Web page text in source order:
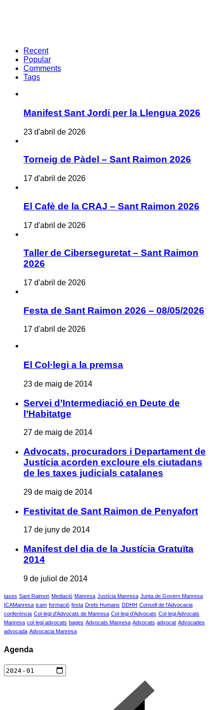
Recent
Popular
Comments
Tags
Manifest Sant Jordi per la Llengua 2026
23 d'abril de 2026
Torneig de Pàdel – Sant Raimon 2026
17 d'abril de 2026
El Cafè de la CRAJ – Sant Raimon 2026
17 d'abril de 2026
Taller de Ciberseguretat – Sant Raimon
2026
17 d'abril de 2026
Festa de Sant Raimon 2026 – 08/05/2026
17 d'abril de 2026
El Col·legi a la premsa
23 de maig de 2014
Servei d’Intermediació en Deute de
l’Habitatge
27 de maig de 2014
Advocats, procuradors i Departament de
Justícia acorden excloure els ciutadans
de les taxes judicials catalanes
29 de maig de 2014
Festivitat de Sant Raimon de Penyafort
17 de juny de 2014
Manifest del dia de la Justícia Gratuïta
2014
9 de juliol de 2014
taxes Sant Raimon Mediació Manresa Justícia Manresa Junta de Govern Manresa
ICAManresa icam formació festa Drets Humans DDHH Consell de l'Advocacia
conferència Col·legi d'Advocats de Manresa Col·legi d'Advocats Col·legi Advocats
Manresa col·legi advocats bages Advocats Manresa Advocats advocat Advocades
advocada Advocacia Manresa
Agenda